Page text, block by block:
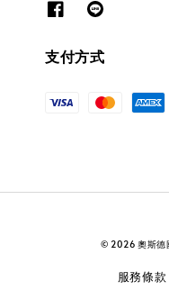
支付方式
© 2026 奧斯德
服務條款